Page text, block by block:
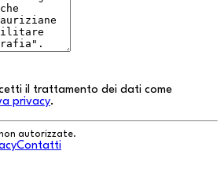
il trattamento dei dati come
privacy.
autorizzate.
Contatti